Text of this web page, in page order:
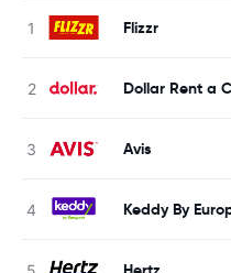
Flizzr
Dollar Rent a
Avis
Keddy By